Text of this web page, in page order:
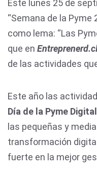
Este lunes 25 de
“Semana de la Pyme
como lema: “Las
que en
de las actividades
Este año las
Día de la Pyme Digital
las pequeñas y
transformación
fuerte en la mejor